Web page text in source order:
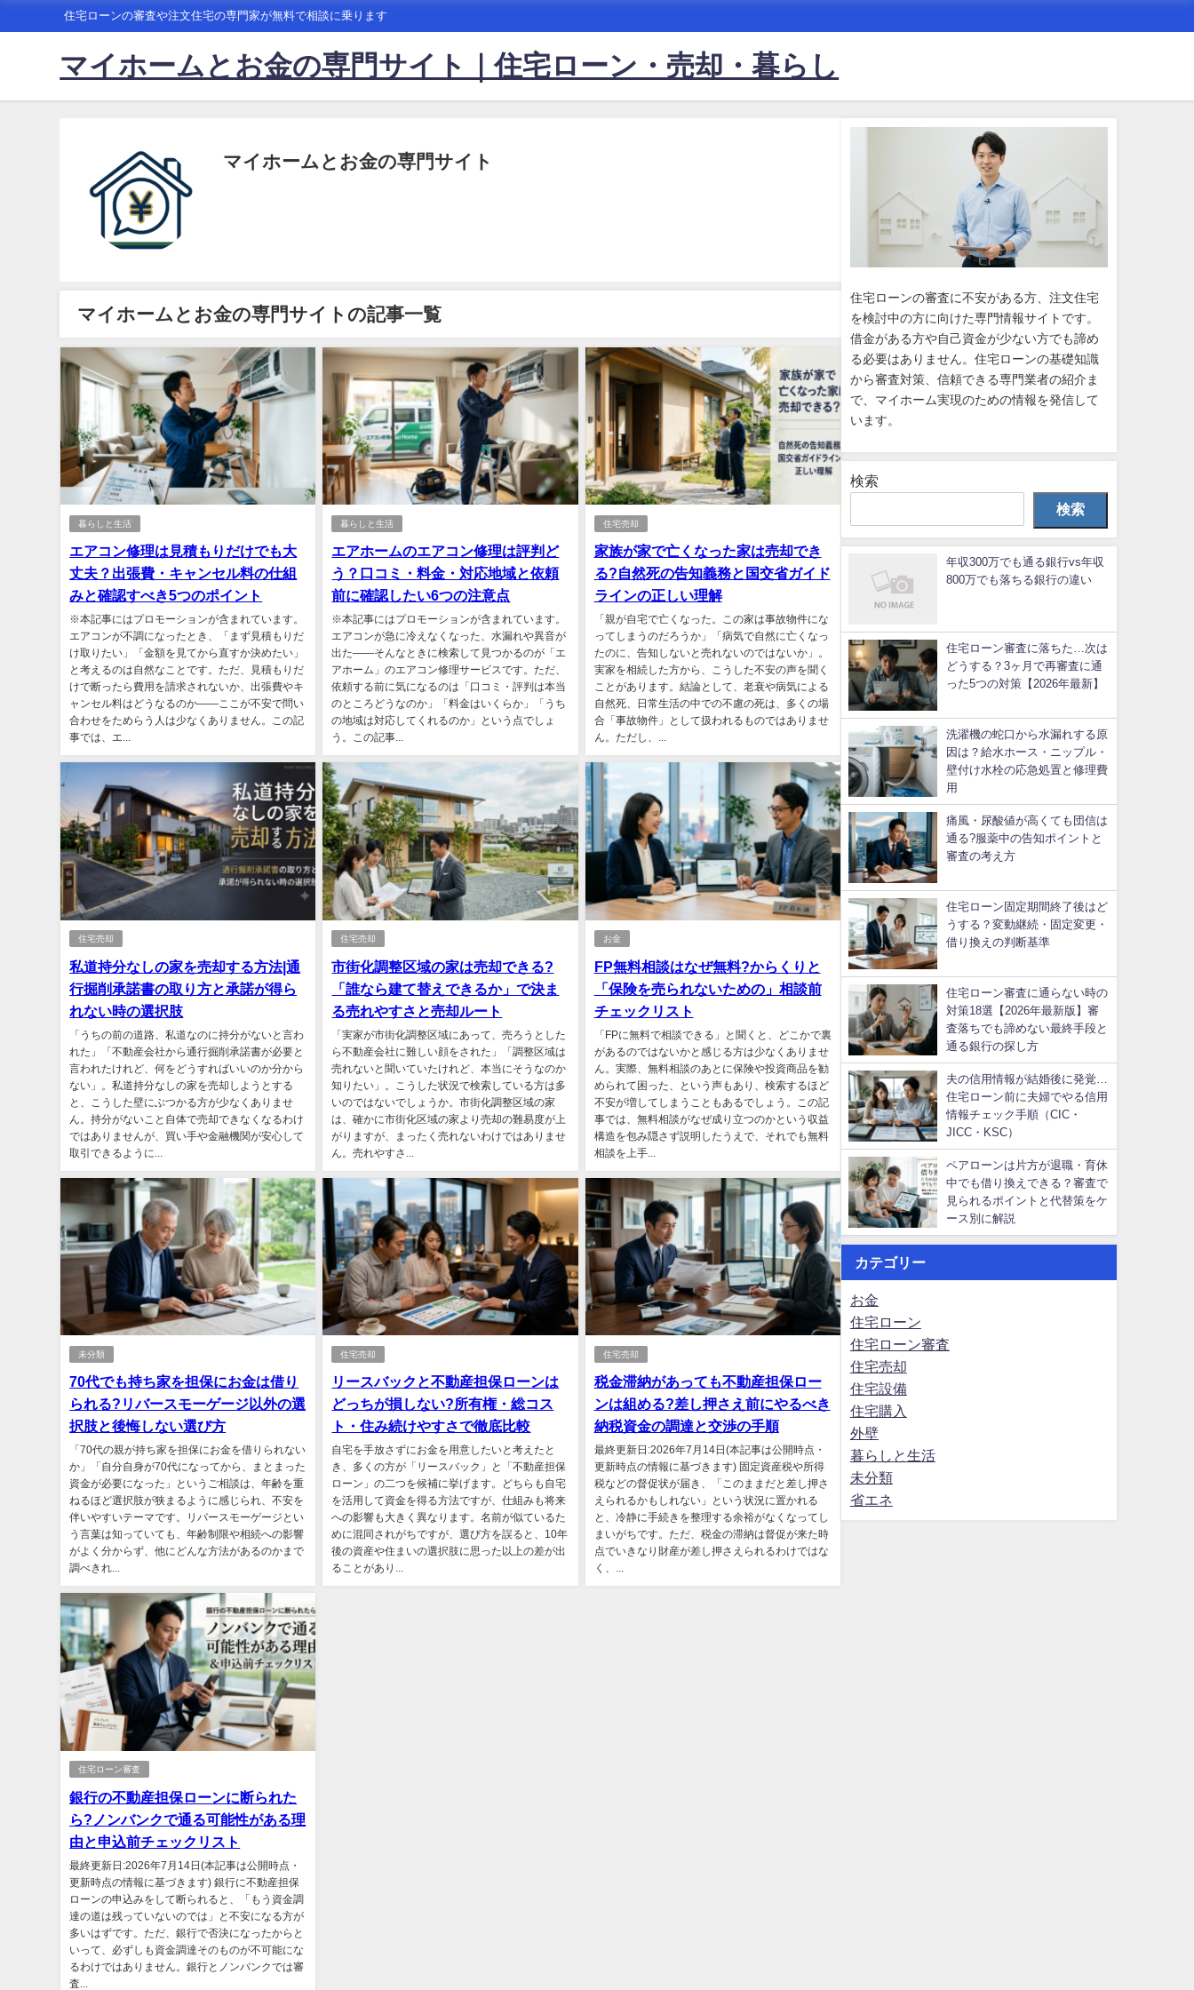
住宅ローンの審査や注文住宅の専門家が無料で相談に乗ります
マイホームとお金の専門サイト｜住宅ローン・売却・暮らし
マイホームとお金の専門サイト
マイホームとお金の専門サイトの記事一覧
暮らしと生活
エアコン修理は見積もりだけでも大
丈夫？出張費・キャンセル料の仕組
みと確認すべき5つのポイント
※本記事にはプロモーションが含まれています。
エアコンが不調になったとき、「まず見積もりだ
け取りたい」「金額を見てから直すか決めたい」
と考えるのは自然なことです。ただ、見積もりだ
けで断ったら費用を請求されないか、出張費やキ
ャンセル料はどうなるのか——ここが不安で問い
合わせをためらう人は少なくありません。この記
事では、エ...
暮らしと生活
エアホームのエアコン修理は評判ど
う？口コミ・料金・対応地域と依頼
前に確認したい6つの注意点
※本記事にはプロモーションが含まれています。
エアコンが急に冷えなくなった、水漏れや異音が
出た——そんなときに検索して見つかるのが「エ
アホーム」のエアコン修理サービスです。ただ、
依頼する前に気になるのは「口コミ・評判は本当
のところどうなのか」「料金はいくらか」「うち
の地域は対応してくれるのか」という点でしょ
う。この記事...
住宅売却
家族が家で亡くなった家は売却でき
る?自然死の告知義務と国交省ガイド
ラインの正しい理解
「親が自宅で亡くなった。この家は事故物件にな
ってしまうのだろうか」「病気で自然に亡くなっ
たのに、告知しないと売れないのではないか」。
実家を相続した方から、こうした不安の声を聞く
ことがあります。結論として、老衰や病気による
自然死、日常生活の中での不慮の死は、多くの場
合「事故物件」として扱われるものではありませ
ん。ただし、...
住宅売却
私道持分なしの家を売却する方法|通
行掘削承諾書の取り方と承諾が得ら
れない時の選択肢
「うちの前の道路、私道なのに持分がないと言わ
れた」「不動産会社から通行掘削承諾書が必要と
言われたけれど、何をどうすればいいのか分から
ない」。私道持分なしの家を売却しようとする
と、こうした壁にぶつかる方が少なくありませ
ん。持分がないこと自体で売却できなくなるわけ
ではありませんが、買い手や金融機関が安心して
取引できるように...
住宅売却
市街化調整区域の家は売却できる?
「誰なら建て替えできるか」で決ま
る売れやすさと売却ルート
「実家が市街化調整区域にあって、売ろうとした
ら不動産会社に難しい顔をされた」「調整区域は
売れないと聞いていたけれど、本当にそうなのか
知りたい」。こうした状況で検索している方は多
いのではないでしょうか。市街化調整区域の家
は、確かに市街化区域の家より売却の難易度が上
がりますが、まったく売れないわけではありませ
ん。売れやすさ...
お金
FP無料相談はなぜ無料?からくりと
「保険を売られないための」相談前
チェックリスト
「FPに無料で相談できる」と聞くと、どこかで裏
があるのではないかと感じる方は少なくありませ
ん。実際、無料相談のあとに保険や投資商品を勧
められて困った、という声もあり、検索するほど
不安が増してしまうこともあるでしょう。この記
事では、無料相談がなぜ成り立つのかという収益
構造を包み隠さず説明したうえで、それでも無料
相談を上手...
未分類
70代でも持ち家を担保にお金は借り
られる?リバースモーゲージ以外の選
択肢と後悔しない選び方
「70代の親が持ち家を担保にお金を借りられない
か」「自分自身が70代になってから、まとまった
資金が必要になった」というご相談は、年齢を重
ねるほど選択肢が狭まるように感じられ、不安を
伴いやすいテーマです。リバースモーゲージとい
う言葉は知っていても、年齢制限や相続への影響
がよく分からず、他にどんな方法があるのかまで
調べきれ...
住宅売却
リースバックと不動産担保ローンは
どっちが損しない?所有権・総コス
ト・住み続けやすさで徹底比較
自宅を手放さずにお金を用意したいと考えたと
き、多くの方が「リースバック」と「不動産担保
ローン」の二つを候補に挙げます。どちらも自宅
を活用して資金を得る方法ですが、仕組みも将来
への影響も大きく異なります。名前が似ているた
めに混同されがちですが、選び方を誤ると、10年
後の資産や住まいの選択肢に思った以上の差が出
ることがあり...
住宅売却
税金滞納があっても不動産担保ロー
ンは組める?差し押さえ前にやるべき
納税資金の調達と交渉の手順
最終更新日:2026年7月14日(本記事は公開時点・
更新時点の情報に基づきます) 固定資産税や所得
税などの督促状が届き、「このままだと差し押さ
えられるかもしれない」という状況に置かれる
と、冷静に手続きを整理する余裕がなくなってし
まいがちです。ただ、税金の滞納は督促が来た時
点でいきなり財産が差し押さえられるわけではな
く、...
住宅ローン審査
銀行の不動産担保ローンに断られた
ら?ノンバンクで通る可能性がある理
由と申込前チェックリスト
最終更新日:2026年7月14日(本記事は公開時点・
更新時点の情報に基づきます) 銀行に不動産担保
ローンの申込みをして断られると、「もう資金調
達の道は残っていないのでは」と不安になる方が
多いはずです。ただ、銀行で否決になったからと
いって、必ずしも資金調達そのものが不可能にな
るわけではありません。銀行とノンバンクでは審
査...
住宅ローンの審査に不安がある方、注文住宅
を検討中の方に向けた専門情報サイトです。
借金がある方や自己資金が少ない方でも諦め
る必要はありません。住宅ローンの基礎知識
から審査対策、信頼できる専門業者の紹介ま
で、マイホーム実現のための情報を発信して
います。
検索
検索
年収300万でも通る銀行vs年収
800万でも落ちる銀行の違い
住宅ローン審査に落ちた…次は
どうする？3ヶ月で再審査に通
った5つの対策【2026年最新】
洗濯機の蛇口から水漏れする原
因は？給水ホース・ニップル・
壁付け水栓の応急処置と修理費
用
痛風・尿酸値が高くても団信は
通る?服薬中の告知ポイントと
審査の考え方
住宅ローン固定期間終了後はど
うする？変動継続・固定変更・
借り換えの判断基準
住宅ローン審査に通らない時の
対策18選【2026年最新版】審
査落ちでも諦めない最終手段と
通る銀行の探し方
夫の信用情報が結婚後に発覚…
住宅ローン前に夫婦でやる信用
情報チェック手順（CIC・
JICC・KSC）
ペアローンは片方が退職・育休
中でも借り換えできる？審査で
見られるポイントと代替策をケ
ース別に解説
カテゴリー
お金
住宅ローン
住宅ローン審査
住宅売却
住宅設備
住宅購入
外壁
暮らしと生活
未分類
省エネ